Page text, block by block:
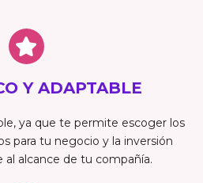
Y ADAPTABLE
ya que te permite escoger los
para tu negocio y la inversión
al alcance de tu compañía.